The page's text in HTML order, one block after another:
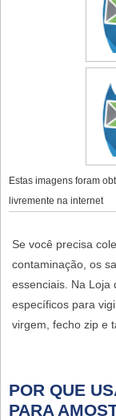
Estas imagens foram
livremente na internet
Se você precisa
contaminação, os
essenciais. Na Loja
específicos para
virgem, fecho zip e
POR QUE
PARA